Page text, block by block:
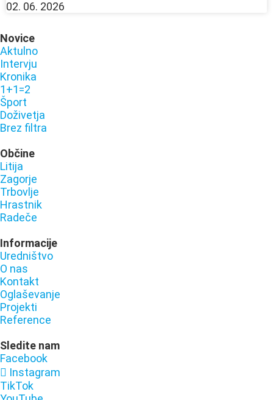
02. 06. 2026
Novice
Aktulno
Intervju
Kronika
1+1=2
Šport
Doživetja
Brez filtra
Občine
Litija
Zagorje
Trbovlje
Hrastnik
Radeče
Informacije
Uredništvo
O nas
Kontakt
Oglaševanje
Projekti
Reference
Sledite nam
Facebook
Instagram
TikTok